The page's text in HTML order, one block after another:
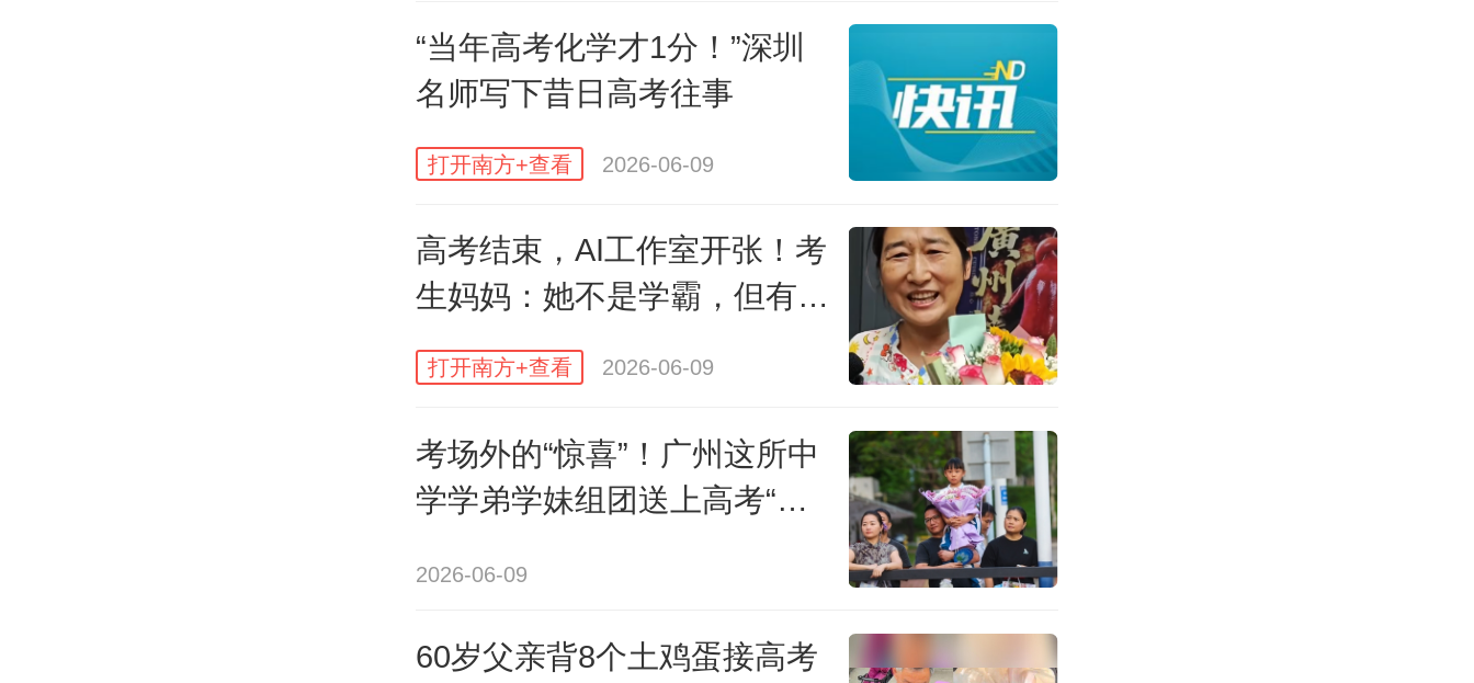
文，从学习、社交、睡觉三个方面，给出考生
认为合理的优先级顺序，并说明理由。
不少考生表示，自己将“睡眠”放在第一位，因
为“睡眠是身体的本钱”。
采访：南方+记者 姚昱旸 陈理 刘汉能
剪辑：南方+记者 周鑫宇
转载
“当年高考化学才1分！”深圳
名师写下昔日高考往事
打开南方+查看 2026-06-09
高考结束，AI工作室开张！考
生妈妈：她不是学霸，但有自
己的热爱
打开南方+查看 2026-06-09
考场外的“惊喜”！广州这所中
学学弟学妹组团送上高考“专
2026-06-09
60岁父亲背8个土鸡蛋接高考